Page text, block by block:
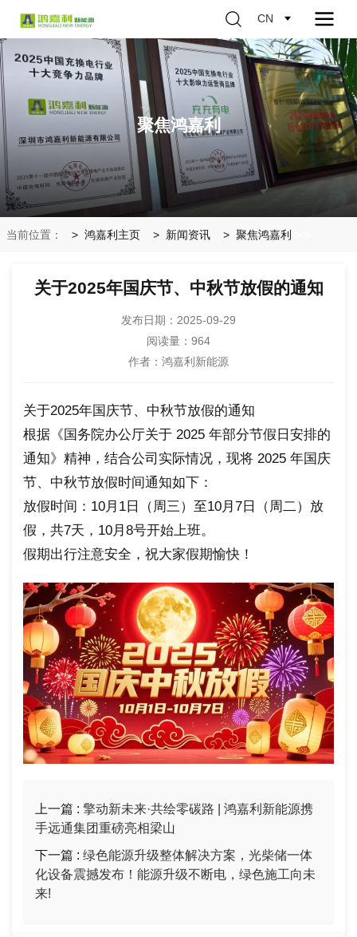
CN
聚焦鸿嘉利
当前位置： 鸿嘉利主页 新闻资讯 聚焦鸿嘉利
关于2025年国庆节、中秋节放假的通知
发布日期：2025-09-29
阅读量： 964
作者：鸿嘉利新能源
关于2025年国庆节、中秋节放假的通知
根据《国务院办公厅关于 2025 年部分节假日安排的
通知》精神，结合公司实际情况，现将 2025 年国庆
节、中秋节放假时间通知如下：
放假时间：10月1日（周三）至10月7日（周二）放
假，共7天，10月8号开始上班。
假期出行注意安全，祝大家假期愉快！
上一篇 : 擎动新未来·共绘零碳路 | 鸿嘉利新能源携
手远通集团重磅亮相梁山
下一篇 : 绿色能源升级整体解决方案，光柴储一体
化设备震撼发布！能源升级不断电，绿色施工向未
来!